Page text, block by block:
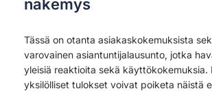
näkemys
Tässä on otanta asiakaskokemuksista
varovainen asiantuntijalausunto, jotka
yleisiä reaktioita sekä käyttökokemuksia.
yksilölliset tulokset voivat poiketa näistä